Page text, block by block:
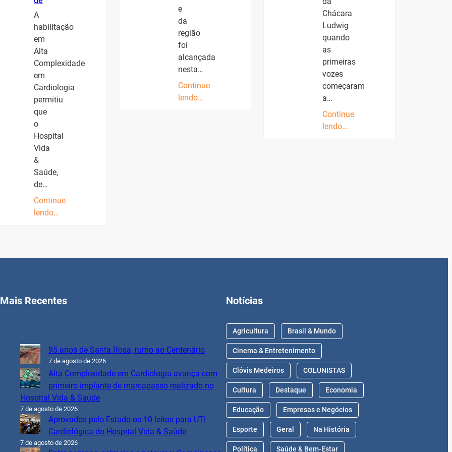
A
habilitação
em
Alta
Complexidade
em
Cardiologia
permitiu
que
o
Hospital
Vida
&
Saúde,
de…
Continue
lendo…
e
da
região
foi
alcançada
nesta…
Continue
lendo…
Chácara
Ludwig
quando
as
primeiras
vozes
começaram
a…
Continue
lendo…
Mais Recentes
95 anos de Santa Rosa, rumo ao Centenário
7 de agosto de 2026
Alta Complexidade em Cardiologia avança com
primeiro implante de marcapasso realizado no
Hospital Vida & Saúde
7 de agosto de 2026
Aprovados pelo Estado os 10 leitos para UTI
Cardiológica do Hospital Vida & Saúde
7 de agosto de 2026
Notícias
Agricultura Brasil & Mundo
Cinema & Entretenimento
Clóvis Medeiros COLUNISTAS
Cultura Destaque Economia
Educação Empresas e Negócios
Esporte Geral Na História
Política Saúde & Bem-Estar